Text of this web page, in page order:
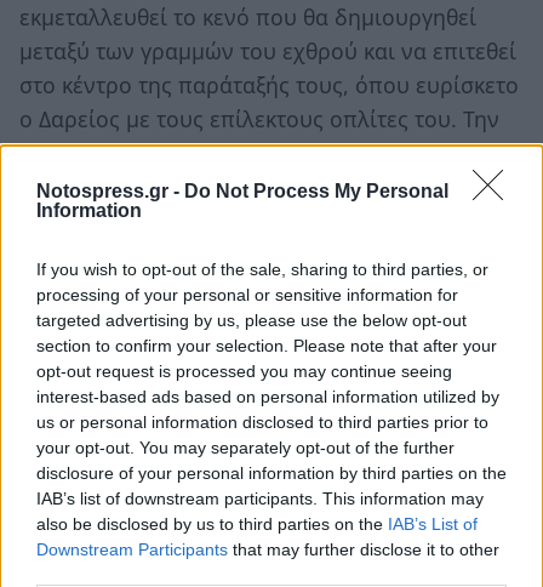
Notospress.gr - Do Not Process My Personal
Information
If you wish to opt-out of the sale, sharing to third parties, or
processing of your personal or sensitive information for
targeted advertising by us, please use the below opt-out
section to confirm your selection. Please note that after your
opt-out request is processed you may continue seeing
interest-based ads based on personal information utilized by
us or personal information disclosed to third parties prior to
your opt-out. You may separately opt-out of the further
disclosure of your personal information by third parties on the
IAB’s list of downstream participants. This information may
also be disclosed by us to third parties on the IAB’s List of
Downstream Participants that may further disclose it to other
εκμεταλλευθεί το κενό που θα δημιουργηθεί
μεταξύ των γραμμών του εχθρού και να επιτεθεί
στο κέντρο της παράταξής τους, όπου ευρίσκετο
ο Δαρείος με τους επίλεκτους οπλίτες του. Την
υλοποίηση του σχεδίου θα αναλάμβαναν οι
φάλαγγες και το ιππικό των Εταίρων, που θα
σχημάτιζαν μία μεγάλη σφήνα, με τον ίδιο τον
Το σχέδιο εκτελέσθηκε κατά γράμμα και ο
Δαρείος βρέθηκε απομονωμένος, αφού ο
Βήσσος, που κατείχε την αριστερή πτέρυγα,
αποκόπηκε και ετράπη σε φυγή. Ακολούθησε ο
Δαρείος, τον οποίον, όμως, δεν καταδίωξε ο
Αλέξανδρος, καθώς επέλεξε να βοηθήσει τον
Παρμενίωνα, που αντιμετώπιζε προβλήματα με
τον Μαζαίο και τις δυνάμεις του. Όμως, ο